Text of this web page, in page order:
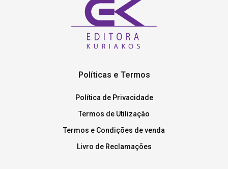
Políticas e Termos
Política de Privacidade
Termos de Utilização
Termos e Condições de venda
Livro de Reclamações